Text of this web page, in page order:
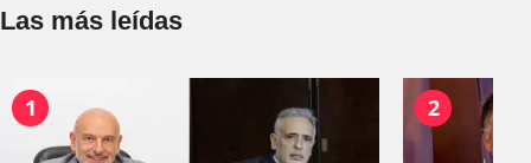
Las más leídas
1 2